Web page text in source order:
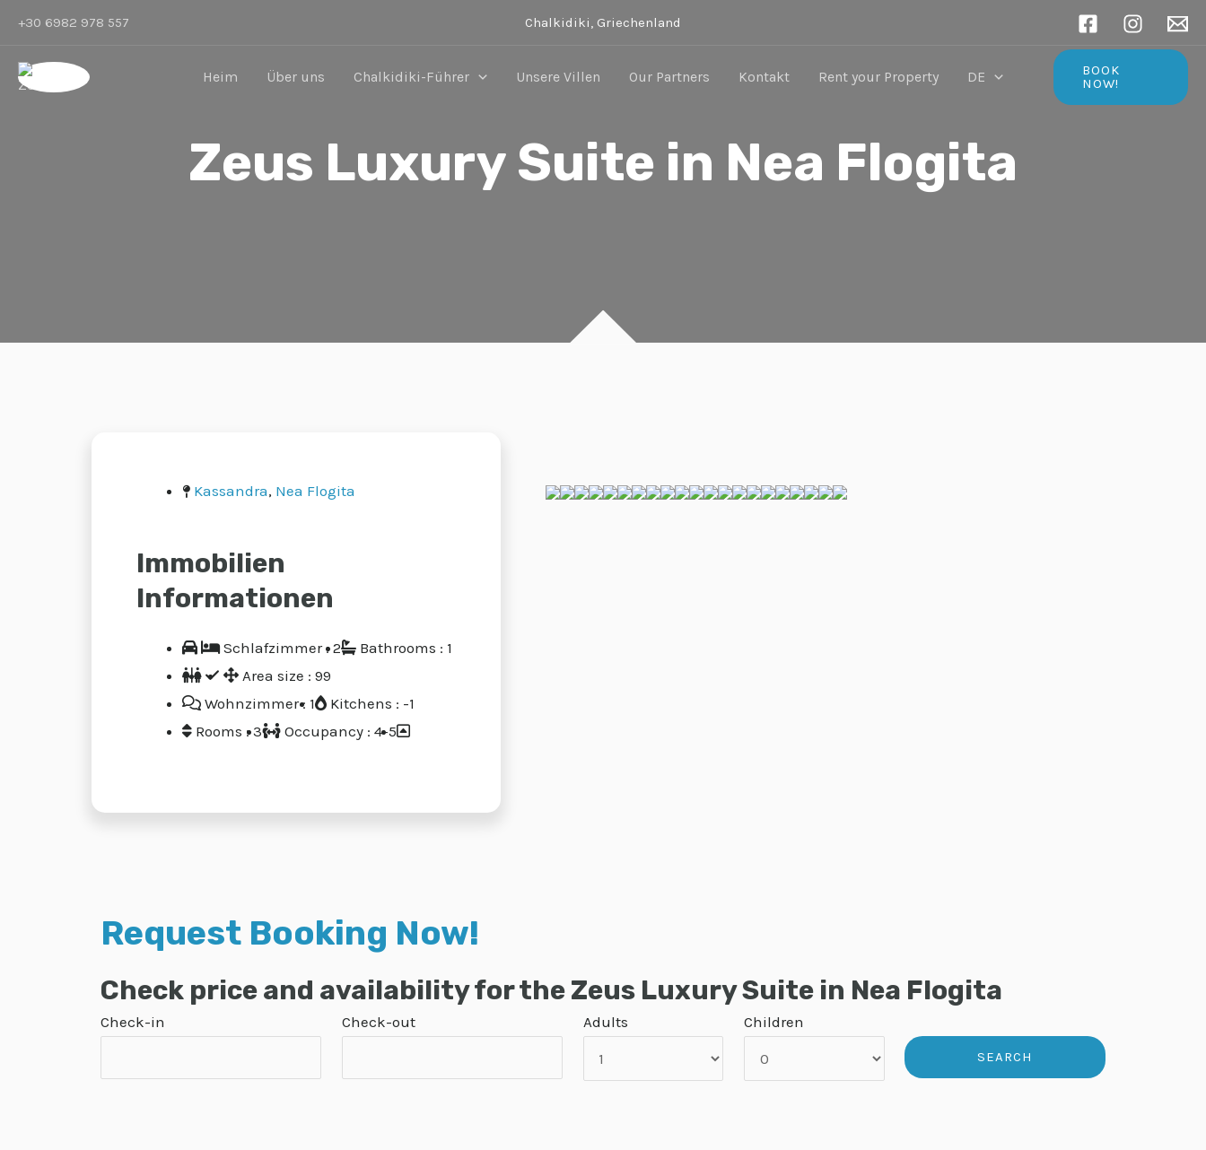
springen
+30 6982 978 557 Chalkidiki, Griechenland
Heim Über uns Chalkidiki-Führer Unsere Villen Our Partners Kontakt Rent your Property DE
BOOK
NOW!
Zeus Luxury Suite in Nea Flogita
Kassandra, Nea Flogita
Immobilien
Informationen
Schlafzimmer : 2
Bathrooms : 1
Area size : 99
Wohnzimmer : 1
Kitchens : -1
Rooms : 3
Occupancy : 4-5
Request Booking Now!
Check price and availability for the Zeus Luxury Suite in Nea Flogita
Check-in Check-out Adults Children